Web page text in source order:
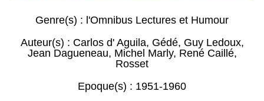
Genre(s) : l'Omnibus Lectures et Humour
Auteur(s) : Carlos d' Aguila, Gédé, Guy Ledoux,
Jean Dagueneau, Michel Marly, René Caillé,
Rosset
Epoque(s) : 1951-1960